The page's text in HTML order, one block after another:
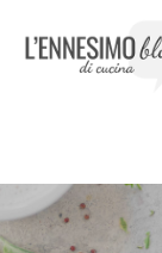
contenuto